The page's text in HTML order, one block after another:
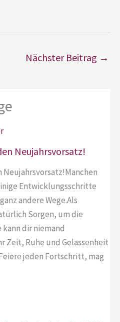
Nächster Beitrag →
Neujahrsvorsatz!
Entwicklungsschritte
andere Wege.Als
Sorgen, um die
kann dir niemand
Zeit, Ruhe und Gelassenheit
jeden Fortschritt, mag